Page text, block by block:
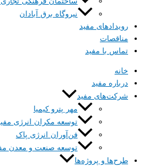
نیروگاه برق آبادان
رویداد‌های مفید
مناقصات
تماس با مفید
درباره‌ مفید
شرکت‌های مفید
مهر پترو کیمیا
توسعه مکران انرژی مفید
فن‌آوران انرژی پاک
توسعه صنعت و معدن مفید
طرح‌ها و پروژه‌ها